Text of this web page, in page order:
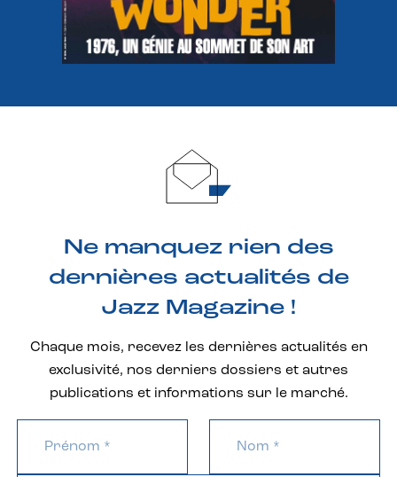
Ne manquez rien des
dernières actualités de
Jazz Magazine !
Chaque mois, recevez les dernières actualités en
exclusivité, nos derniers dossiers et autres
publications et informations sur le marché.